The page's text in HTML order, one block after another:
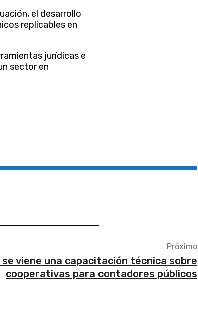
el desarrollo
replicables en
jurídicas e
sector en
Próximo
se viene una capacitación técnica sobre
cooperativas para contadores públicos